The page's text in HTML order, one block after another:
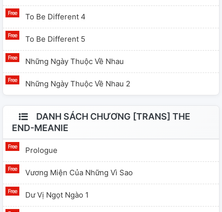
To Be Different 4
To Be Different 5
Những Ngày Thuộc Về Nhau
Những Ngày Thuộc Về Nhau 2
DANH SÁCH CHƯƠNG [TRANS] THE
END-MEANIE
Prologue
Vương Miện Của Những Vì Sao
Dư Vị Ngọt Ngào 1